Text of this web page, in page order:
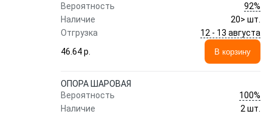
Вероятность
92%
Наличие
20> шт.
Отгрузка
12 - 13 августа
46.64 p.
В корзину
ОПОРА ШАРОВАЯ
Вероятность
100%
Наличие
2 шт.